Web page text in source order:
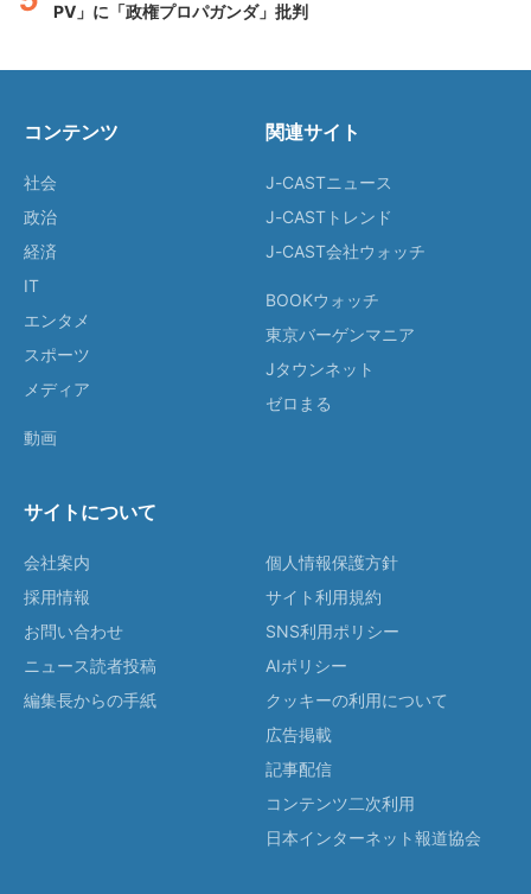
PV」に「政権プロパガンダ」批判
コンテンツ
社会
政治
経済
IT
エンタメ
スポーツ
メディア
動画
関連サイト
J-CASTニュース
J-CASTトレンド
J-CAST会社ウォッチ
BOOKウォッチ
東京バーゲンマニア
Jタウンネット
ゼロまる
サイトについて
会社案内
採用情報
お問い合わせ
ニュース読者投稿
編集長からの手紙
個人情報保護方針
サイト利用規約
SNS利用ポリシー
AIポリシー
クッキーの利用について
広告掲載
記事配信
コンテンツ二次利用
日本インターネット報道協会